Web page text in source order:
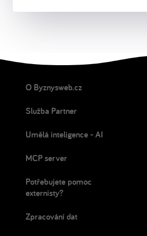
O Byznysweb.cz
Služba Partner
Umělá inteligence - AI
MCP server
Potřebujete pomoc
externisty?
Zpracování dat